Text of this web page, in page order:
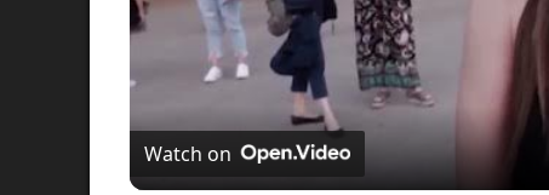
Watch on